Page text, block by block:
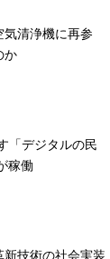
気清浄機に再参
か
「デジタルの民
稼働
新技術の社会実装